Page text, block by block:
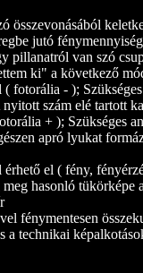
összevonásából
jutó
pillanatról van szó
ki" a következő
fotorália - );
szám elé tartott
+ ); Szükséges
apró lyukat
el ( fény,
hasonló
fénymentesen
a technikai